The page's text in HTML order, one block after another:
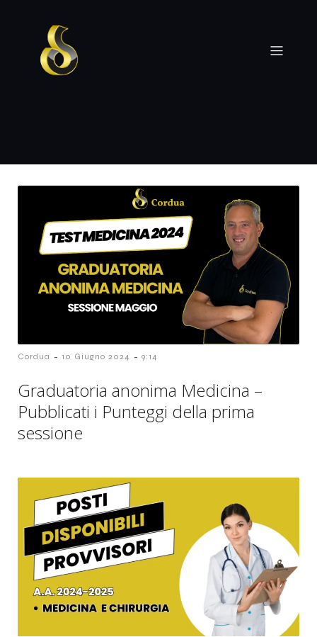
Cordua - 10 Giugno 2024 - 9:14
Graduatoria anonima Medicina –
Pubblicati i Punteggi della prima
sessione